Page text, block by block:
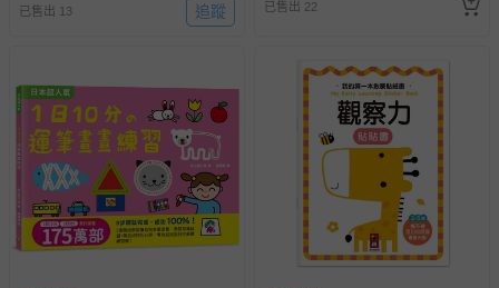
已拆封之以下類型商品：
-新生兒親膚衣物（嬰幼兒包巾與背巾、包屁衣、學習
褲、紗布衣等）。
-接觸性孕哺產品（奶嘴、奶瓶、擠乳器、哺乳衣、托腹
帶束縛衣、餐搖椅等）。
-其他原廠盒裝商品封口處已貼上「不可拆封」，或具警
示字句等說明貼紙、封條者。
國際航空、客運、訂房等服務。
已售出 13 追蹤 已售出 22